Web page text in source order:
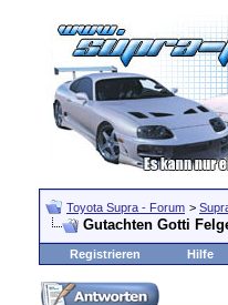
Toyota Supra - Forum >
Gutachten Gotti
Registrieren Hilfe